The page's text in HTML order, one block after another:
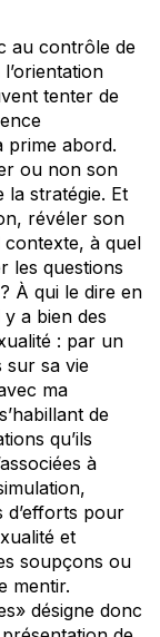
au contrôle de
tenter de
prime abord.
ou non son
la stratégie. Et
révéler son
contexte, à quel
les questions
À qui le dire en
a bien des
: par un
sur sa vie
ma
de
qu’ils
à
d’efforts pour
et
soupçons ou
mentir.
désigne donc